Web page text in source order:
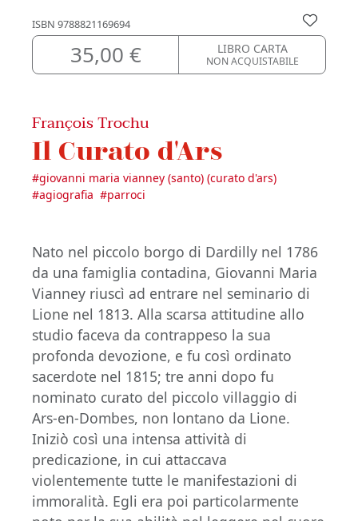
ISBN 9788821169694
35,00 € LIBRO CARTA
NON ACQUISTABILE
François Trochu
Il Curato d'Ars
#giovanni maria vianney (santo) (curato d'ars)
#agiografia #parroci
Nato nel piccolo borgo di Dardilly nel 1786
da una famiglia contadina, Giovanni Maria
Vianney riuscì ad entrare nel seminario di
Lione nel 1813. Alla scarsa attitudine allo
studio faceva da contrappeso la sua
profonda devozione, e fu così ordinato
sacerdote nel 1815; tre anni dopo fu
nominato curato del piccolo villaggio di
Ars-en-Dombes, non lontano da Lione.
Iniziò così una intensa attività di
predicazione, in cui attaccava
violentemente tutte le manifestazioni di
immoralità. Egli era poi particolarmente